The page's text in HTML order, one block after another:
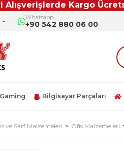
Kargo Ücretsiz!!
Whatsapp
+90 542 880 06 00
Gaming Bilgisayar Parçaları
ve Sarf Malzemeleri Ofis Malzemeleri